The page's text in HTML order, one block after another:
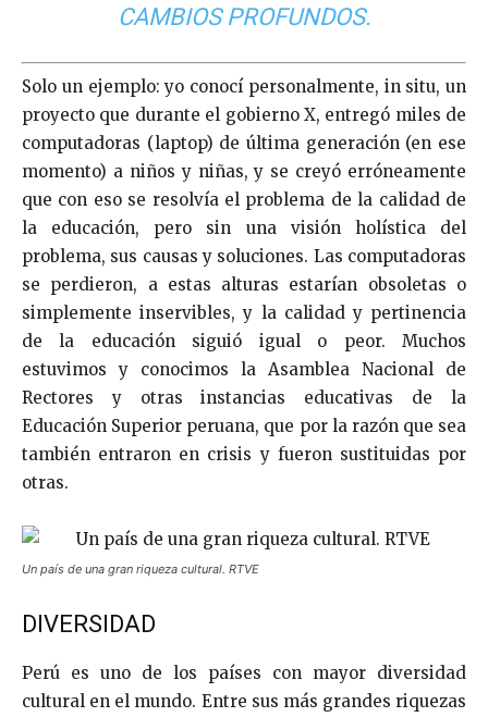
CAMBIOS PROFUNDOS.
Solo un ejemplo: yo conocí personalmente, in situ, un
proyecto que durante el gobierno X, entregó miles de
computadoras (laptop) de última generación (en ese
momento) a niños y niñas, y se creyó erróneamente
que con eso se resolvía el problema de la calidad de
la educación, pero sin una visión holística del
problema, sus causas y soluciones. Las computadoras
se perdieron, a estas alturas estarían obsoletas o
simplemente inservibles, y la calidad y pertinencia
de la educación siguió igual o peor. Muchos
estuvimos y conocimos la Asamblea Nacional de
Rectores y otras instancias educativas de la
Educación Superior peruana, que por la razón que sea
también entraron en crisis y fueron sustituidas por
otras.
Un país de una gran riqueza cultural. RTVE
DIVERSIDAD
Perú es uno de los países con mayor diversidad
cultural en el mundo. Entre sus más grandes riquezas